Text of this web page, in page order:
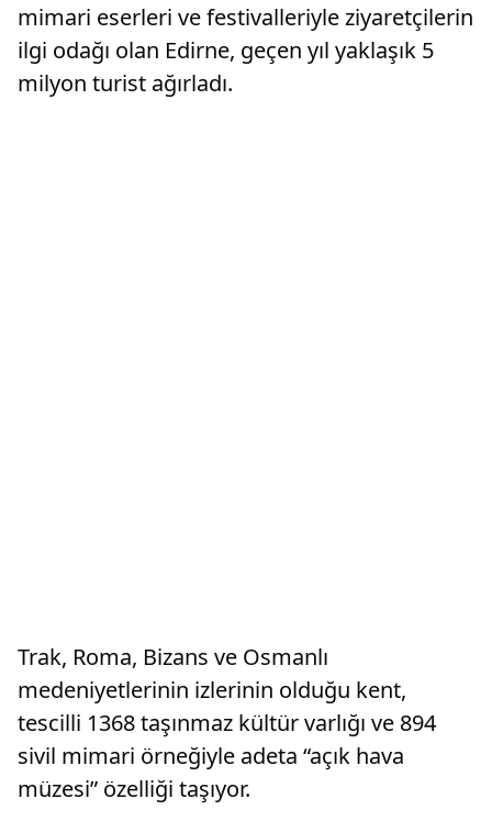
mimari eserleri ve festivalleriyle ziyaretçilerin
ilgi odağı olan Edirne, geçen yıl yaklaşık 5
milyon turist ağırladı.
Trak, Roma, Bizans ve Osmanlı
medeniyetlerinin izlerinin olduğu kent,
tescilli 1368 taşınmaz kültür varlığı ve 894
sivil mimari örneğiyle adeta “açık hava
müzesi” özelliği taşıyor.